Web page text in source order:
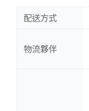
配送方式
物流夥伴